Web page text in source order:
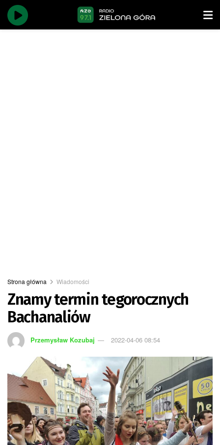
Strona główna Wiadomości
Znamy termin tegorocznych
Bachanaliów
Przemysław Kozubaj 2022-04-06 08:54